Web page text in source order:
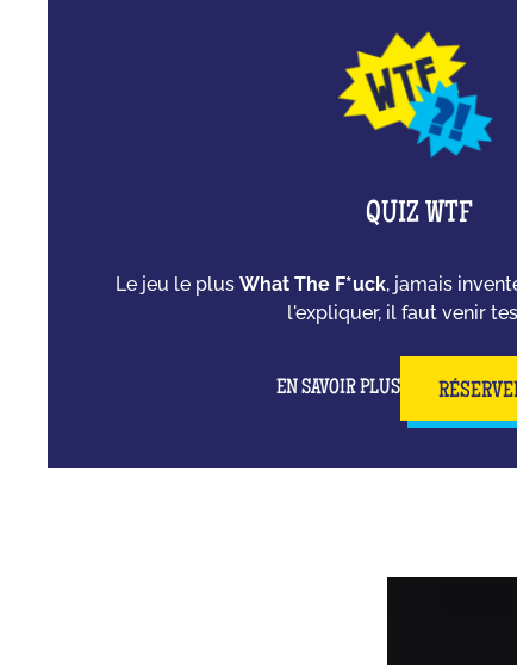
QUIZ WTF
Le jeu le plus What The F*uck, jamais
l'expliquer, il faut venir
EN SAVOIR PLUS